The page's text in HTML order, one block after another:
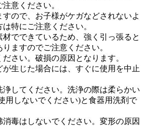
意ください。
すので、お子様がケガなどされないよ
特にご注意ください。
材でできているため、強く引っ張ると
ますのでご注意ください。
ださい。破損の原因となります。
が生じた場合には、すぐに使用を中止
浄してください。洗浄の際は柔らかい
用しないでください)と食器用洗剤で
消毒はしないでください。変形の原因